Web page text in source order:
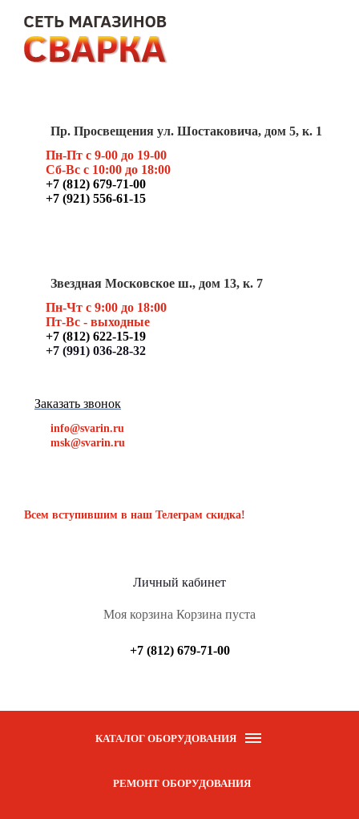
Пр. Просвещения ул. Шостаковича, дом 5, к. 1
Пн-Пт с 9-00 до 19-00
Сб-Вс с 10:00 до 18:00
+7 (812) 679-71-00
+7 (921) 556-61-15
Звездная Московское ш., дом 13, к. 7
Пн-Чт с 9:00 до 18:00
Пт-Вс - выходные
+7 (812) 622-15-19
+7 (991) 036-28-32
Заказать звонок
info@svarin.ru
msk@svarin.ru
Всем вступившим в наш Телеграм скидка!
Личный кабинет
Моя корзина Корзина пуста
+7 (812) 679-71-00
КАТАЛОГ ОБОРУДОВАНИЯ
РЕМОНТ ОБОРУДОВАНИЯ